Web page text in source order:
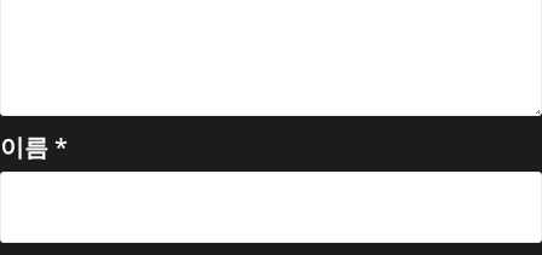
이름*